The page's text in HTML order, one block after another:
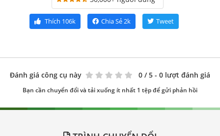
Thích 106k Chia Sẻ2k Tweet
Đánh giá công cụ này 0 / 5 - 0 lượt đánh giá
Bạn cần chuyển đổi và tải xuống ít nhất 1 tệp để gửi phản hồi